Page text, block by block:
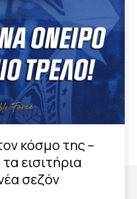
κόσμο της –
εισιτήρια
σεζόν